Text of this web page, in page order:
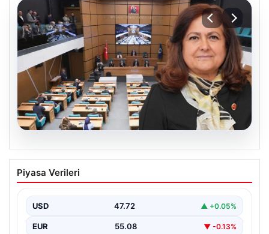
05.08.2026
Üsküdar Belediyesi’nde başkanvekili
Sibel Tan Çetinkaya oldu
Piyasa Verileri
USD 47.72 ▲ +0.05%
EUR 55.08 ▼ -0.13%